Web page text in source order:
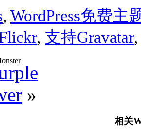
, WordPress免费主
, 支持Gravatar,
»
相关